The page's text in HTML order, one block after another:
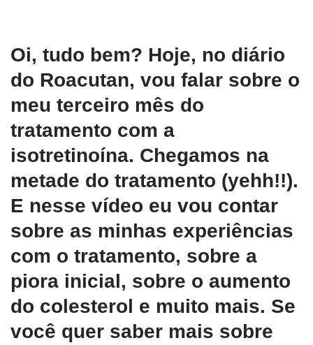
Oi, tudo bem? Hoje, no diário
do Roacutan, vou falar sobre o
meu terceiro mês do
tratamento com a
isotretinoína. Chegamos na
metade do tratamento (yehh!!).
E nesse vídeo eu vou contar
sobre as minhas experiências
com o tratamento, sobre a
piora inicial, sobre o aumento
do colesterol e muito mais. Se
você quer saber mais sobre